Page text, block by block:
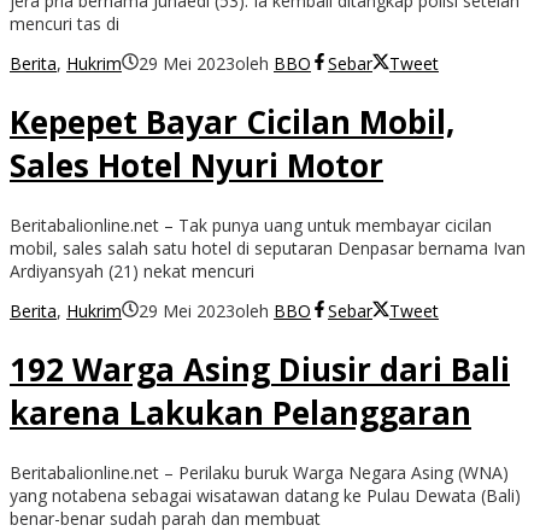
mencuri tas di
Berita, Hukrim 29 Mei 2023oleh BBO Sebar Tweet
Kepepet Bayar Cicilan Mobil,
Sales Hotel Nyuri Motor
Beritabalionline.net – Tak punya uang untuk membayar cicilan
mobil, sales salah satu hotel di seputaran Denpasar bernama Ivan
Ardiyansyah (21) nekat mencuri
Berita, Hukrim 29 Mei 2023oleh BBO Sebar Tweet
192 Warga Asing Diusir dari Bali
karena Lakukan Pelanggaran
Beritabalionline.net – Perilaku buruk Warga Negara Asing (WNA)
yang notabena sebagai wisatawan datang ke Pulau Dewata (Bali)
benar-benar sudah parah dan membuat